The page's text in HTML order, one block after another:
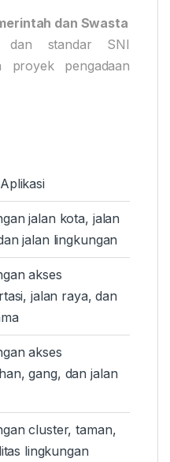
dan Swasta
dan standar SNI
proyek pengadaan
jalan kota, jalan
jalan lingkungan
akses
jalan raya, dan
akses
gang, dan jalan
cluster, taman,
lingkungan